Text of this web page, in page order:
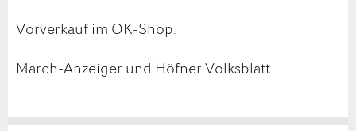
Vorverkauf im OK-Shop.
March-Anzeiger und Höfner Volksblatt